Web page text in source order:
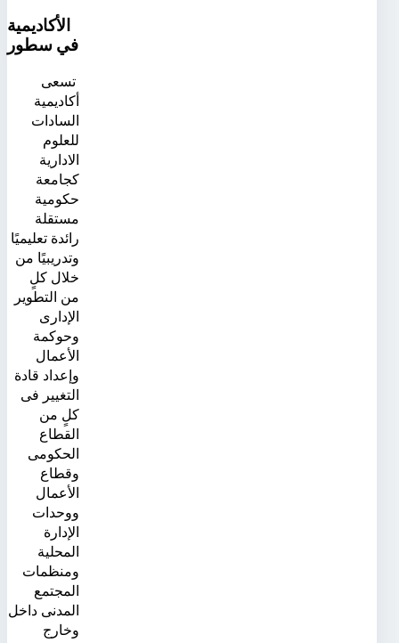
الأكاديمية
في سطور
تسعى
أكاديمية
السادات
للعلوم
الادارية
كجامعة
حكومية
مستقلة
رائدة تعليميًا
وتدريبيًا من
خلال كلٍ
من التطوير
الإدارى
وحوكمة
الأعمال
وإعداد قادة
التغيير فى
كلٍ من
القطاع
الحكومى
وقطاع
الأعمال
ووحدات
الإدارة
المحلية
ومنظمات
المجتمع
المدنى داخل
وخارج